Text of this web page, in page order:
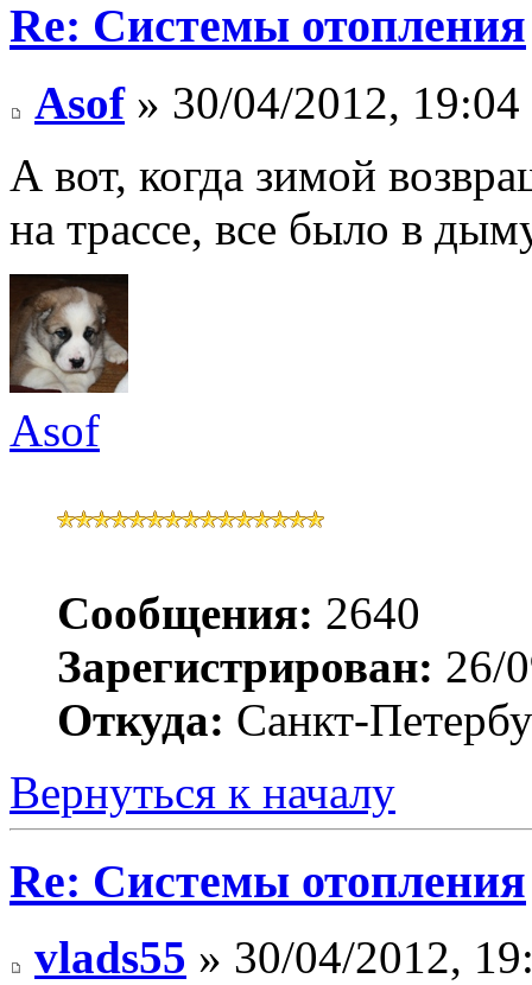
Re: Системы отопления
Asof» 30/04/2012, 19:04
А вот, когда зимой
на трассе, все было в
Asof
Сообщения: 2640
Зарегистрирован: 26/
Откуда: Санкт-
Вернуться к началу
Re: Системы отопления
vlads55 » 30/04/2012,